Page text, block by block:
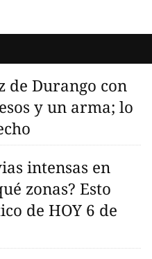
de Durango con
y un arma; lo
intensas en
zonas? Esto
de HOY 6 de